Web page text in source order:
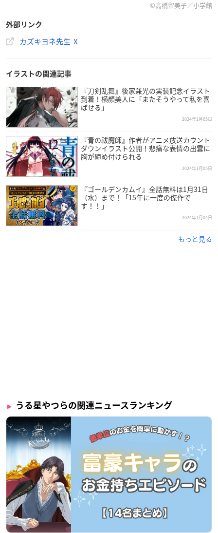
©高橋留美子／小学館
外部リンク
カズキヨネ先生 X
イラストの関連記事
『刀剣乱舞』後家兼光の実装記念イラスト
到着！横顔美人に「またそうやって私を喜
ばせる」
2024年1月05日
『青の祓魔師』作者がアニメ放送カウント
ダウンイラスト公開！悲痛な表情の出雲に
胸が締め付けられる
2024年1月05日
『ゴールデンカムイ』全話無料は1月31日
（水）まで！「15年に一度の傑作で
す！！」
2024年1月04日
もっと見る
うる星やつらの関連ニュースランキング